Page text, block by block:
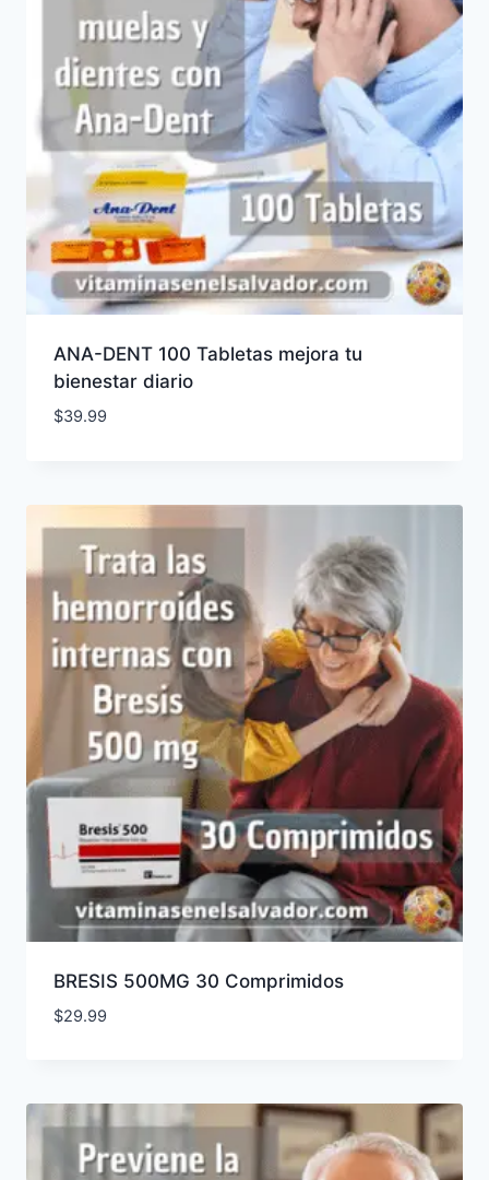
ANA-DENT 100 Tabletas mejora tu
bienestar diario
$39.99
BRESIS 500MG 30 Comprimidos
$29.99